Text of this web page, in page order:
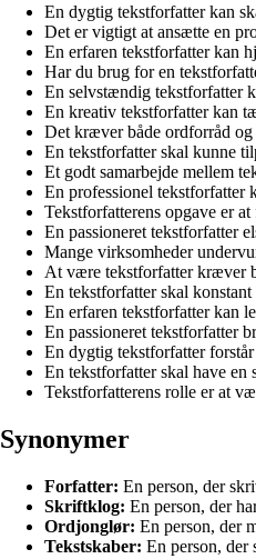
En dygtig tekstforfatter kan
Det er vigtigt at ansætte en
En erfaren tekstforfatter kan
Har du brug for en
En selvstændig tekstforfatter
En kreativ tekstforfatter kan
Det kræver både ordforråd og
En tekstforfatter skal kunne
Et godt samarbejde mellem
En professionel
Tekstforfatterens opgave er
En passioneret tekstforfatter
Mange virksomheder
At være tekstforfatter kræver
En tekstforfatter skal
En erfaren tekstforfatter kan
En passioneret tekstforfatter
En dygtig tekstforfatter
En tekstforfatter skal have en
Tekstforfatterens rolle er at
Synonymer
Forfatter: En person, der
Skriftklog: En person, der
Ordjonglør: En person, der
Tekstskaber: En person, der